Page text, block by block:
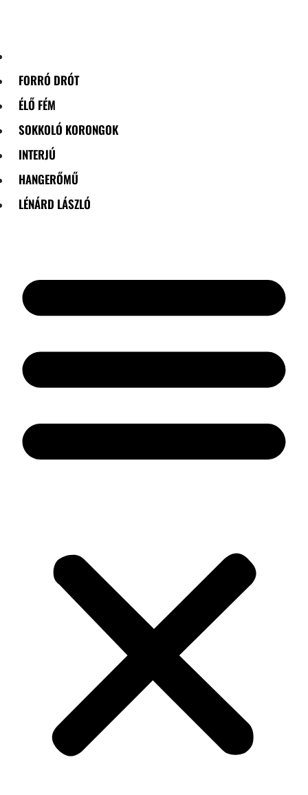
FORRÓ DRÓT
ÉLŐ FÉM
SOKKOLÓ KORONGOK
INTERJÚ
HANGERŐMŰ
LÉNÁRD LÁSZLÓ